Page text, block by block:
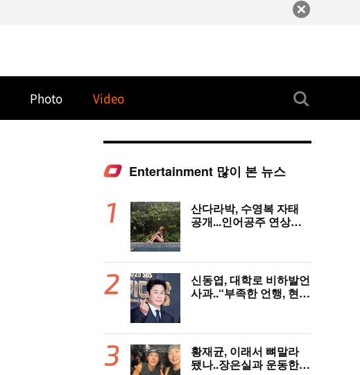
Photo Video
Entertainment 많이 본 뉴스
산다라박, 수영복 자태
공개...인어공주 연상케
신동엽, 대학로 비하발언
사과..“부족한 언행, 현장
황재균, 이래서 뼈말라
됐나..장은실과 운동한